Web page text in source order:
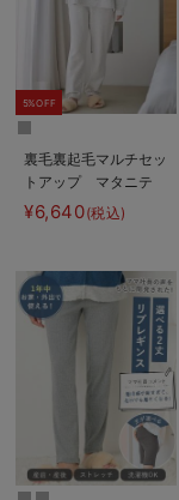
5%OFF
裏毛裏起毛マルチセッ
トアップ マタニテ
ィ・授乳パジャマ・ル
ームウェア・授乳服
る】
¥6,640(税込)